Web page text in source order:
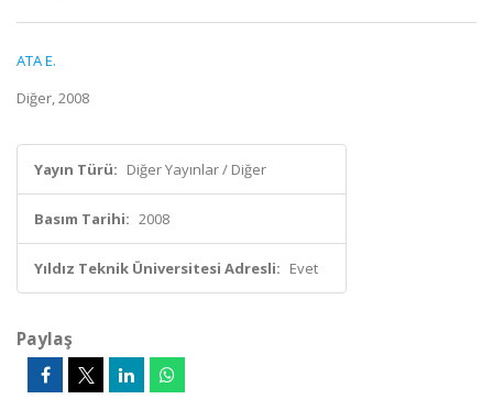
ATA E.
Diğer, 2008
Yayın Türü: Diğer Yayınlar / Diğer
Basım Tarihi: 2008
Yıldız Teknik Üniversitesi Adresli: Evet
Paylaş